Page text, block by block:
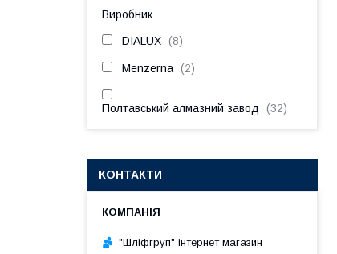
Виробник
DIALUX 8
Menzerna 2
Полтавський алмазний завод 32
КОНТАКТИ
"Шліфгруп" інтернет магазин